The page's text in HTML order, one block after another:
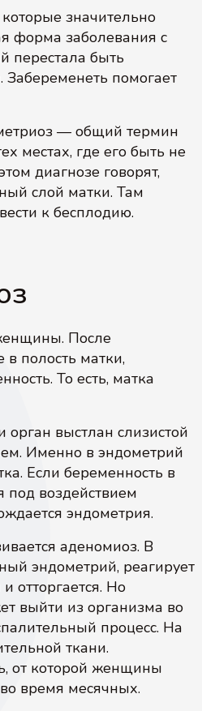
значительно
форма заболевания с
перестала быть
помогает
— общий термин
местах, где его быть не
диагнозе говорят,
слой матки. Там
к бесплодию.
После
в полость матки,
То есть, матка
выстлан слизистой
Именно в эндометрий
Если беременность в
под воздействием
эндометрия.
аденомиоз. В
эндометрий, реагирует
отторгается. Но
выйти из организма во
процесс. На
ткани.
от которой женщины
время месячных.